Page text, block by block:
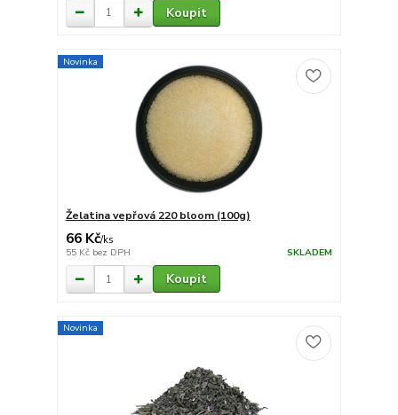
Koupit
Novinka
Želatina vepřová 220 bloom (100g)
66 Kč/ks
55 Kč bez DPH SKLADEM
Koupit
Novinka